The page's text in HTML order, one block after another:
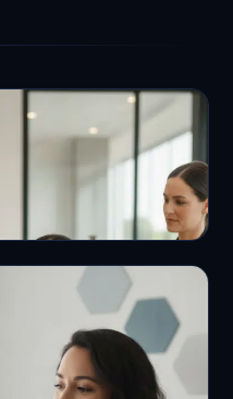
อาหารไทยในตลาด
น 2026
รส่วนตัว เทรนด์
ยน 2026